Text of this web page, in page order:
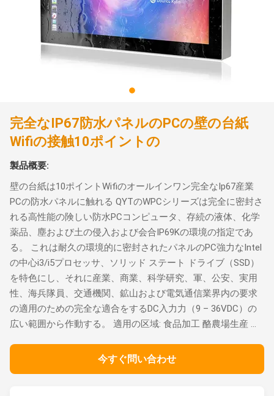
完全なIP67防水パネルのPCの壁の台紙
Wifiの接触10ポイントの
製品概要:
壁の台紙は10ポイントWifiのオールインワン完全なIp67産業
PCの防水パネルに触れる QYTのWPCシリーズは完全に密封さ
れる高性能の険しい防水PCコンピュータ、存続の液体、化学
薬品、塵および土の侵入および会合IP69Kの環境の指定であ
る。 これは耐久の環境的に密封されたパネルのPC強力なIntel
の中心i3/i5プロセッサ、ソリッド ステート ドライブ（SSD）
を特色にし、それに産業、商業、科学研究、軍、公安、実用
性、海兵隊員、交通機関、鉱山および電気通信業界内の要求
の適用のための完全な適合をするDC入力力（9 – 36VDC）の
広い範囲から作動する。 適用の区域: 食品加工 酪農場生産 ...
今すぐ問い合わせ